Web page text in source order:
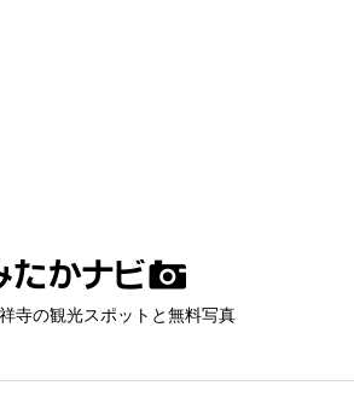
寺の観光スポットと無料写真